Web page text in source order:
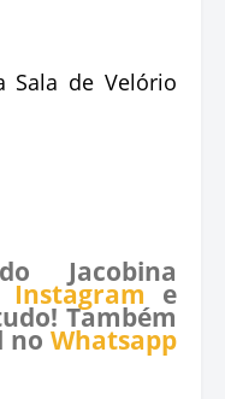
Sala de Velório
Jacobina
Instagram e
Também
no Whatsapp